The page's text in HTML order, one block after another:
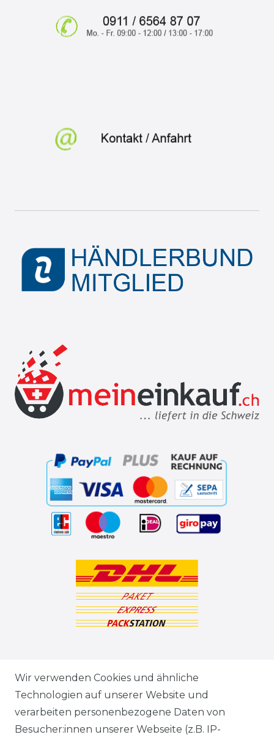
VERSANDARTEN & -KOSTEN
GEWERBETREIBENDE?
Wir verwenden Cookies und ähnliche
Technologien auf unserer Website und
verarbeiten personenbezogene Daten von
Besucher:innen unserer Webseite (z.B. IP-